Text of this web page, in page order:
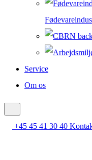
Service
Om os
+45 45 41 30 40